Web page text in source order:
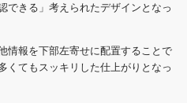
できる」考えられたデザインとなっ
情報を下部左寄せに配置することで
くてもスッキリした仕上がりとなっ